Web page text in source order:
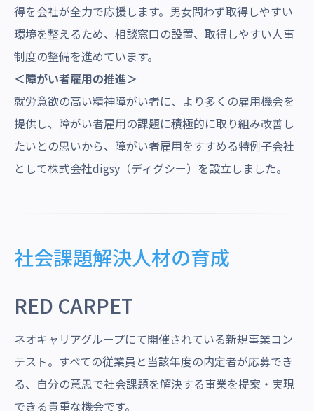
得を会社が全力で応援します。男女問わず取得しやすい
環境を整えるため、相談窓口の設置、取得しやすい人事
制度の整備を進めています。
＜障がい者雇用の推進＞
就労意欲の高い精神障がい者に、より多くの雇用機会を
提供し、障がい者雇用の課題に積極的に取り組み改善し
たいとの思いから、障がい者雇用をすすめる特例子会社
として株式会社digsy（ディグシー）を設立しました。
社会課題解決人材の育成
RED CARPET
ネオキャリアグループにて開催されている新規事業コン
テスト。すべての従業員と当該年度の内定者が応募でき
る、自分の意思で社会課題を解決する事業を提案・実現
できる貴重な機会です。